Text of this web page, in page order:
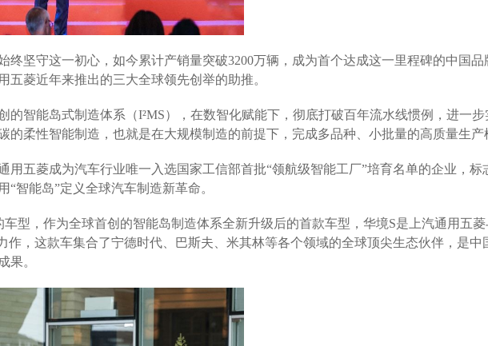
终坚守这一初心，如今累计产销量突破3200万辆，成为首个达成这一里程碑的中国品
五菱近年来推出的三大全球领先创举的助推。
的智能岛式制造体系（I²MS），在数智化赋能下，彻底打破百年流水线惯例，进一步
的柔性智能制造，也就是在大规模制造的前提下，完成多品种、小批量的高质量生产
用五菱成为汽车行业唯一入选国家工信部首批“领航级智能工厂”培育名单的企业，标
“智能岛”定义全球汽车制造新革命。
型，作为全球首创的智能岛制造体系全新升级后的首款车型，华境S是上汽通用五
作，这款车集合了宁德时代、巴斯夫、米其林等各个领域的全球顶尖生态伙伴，是中
果。